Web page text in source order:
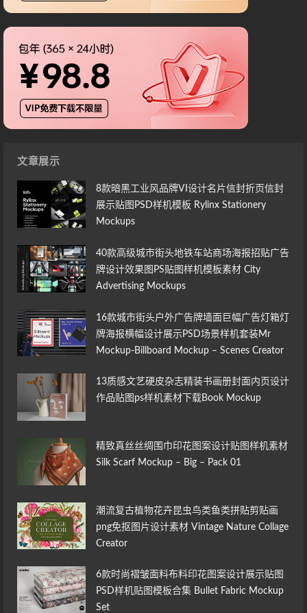
文章展示
8款暗黑工业风品牌VI设计名片信封折页信封
展示贴图PSD样机模板 Rylinx Stationery
Mockups
40款高级城市街头地铁车站商场海报招贴广告
牌设计效果图PS贴图样机模板素材 City
Advertising Mockups
16款城市街头户外广告牌墙面巨幅广告灯箱灯
牌海报横幅设计展示PSD场景样机套装Mr
Mockup-Billboard Mockup – Scenes Creator
13质感文艺硬皮杂志精装书画册封面内页设计
作品贴图ps样机素材下载Book Mockup
精致真丝丝绸围巾印花图案设计贴图样机素材
Silk Scarf Mockup – Big – Pack 01
潮流复古植物花卉昆虫鸟类鱼类拼贴剪贴画
png免抠图片设计素材 Vintage Nature Collage
Creator
6款时尚褶皱面料布料印花图案设计展示贴图
PSD样机贴图模板合集 Bullet Fabric Mockup
Set